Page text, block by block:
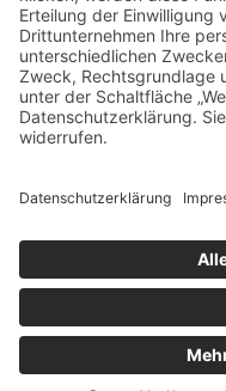
RÜCKSENDUNG UND
AGB EASYCREDIT
Copyright ©2024
Design
Gracjan Miskow
Otto.Hahn-Str.9, 42897
021914494031 INFO@MM-